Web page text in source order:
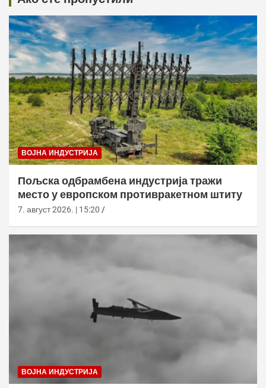
ВОЈНА ИНДУСТРИЈА
Пољска одбрамбена индустрија тражи
место у европском противракетном штиту
7. август 2026. | 15:20
ВОЈНА ИНДУСТРИЈА